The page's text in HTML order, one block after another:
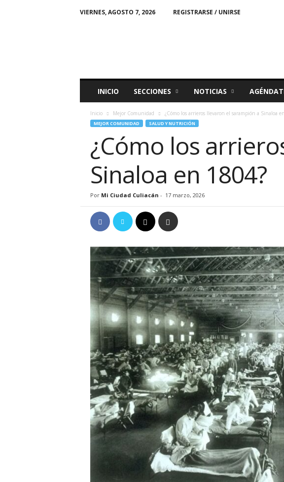
VIERNES, AGOSTO 7, 2026 REGISTRARSE / UNIRSE
INICIO SECCIONES NOTICIAS
Inicio Mejor Comunidad ¿Cómo los arrieros llevaron el sarampión a Sinaloa
MEJOR COMUNIDAD SALUD Y NUTRICIÓN
¿Cómo los
Sinaloa en 1804?
Por Mi Ciudad Culiacán - 17 marzo, 2026